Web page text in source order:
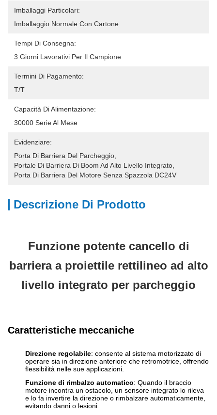
Imballaggi Particolari:
Imballaggio Normale Con Cartone
Tempi Di Consegna:
3 Giorni Lavorativi Per Il Campione
Termini Di Pagamento:
T/T
Capacità Di Alimentazione:
30000 Serie Al Mese
Evidenziare:
Porta Di Barriera Del Parcheggio
Portale Di Barriera Di Boom Ad Alto Livello Integrato
Porta Di Barriera Del Motore Senza Spazzola DC24V
Descrizione Di Prodotto
Funzione potente cancello di
barriera a proiettile rettilineo ad alto
livello integrato per parcheggio
Caratteristiche meccaniche
Direzione regolabile: consente al sistema motorizzato di
operare sia in direzione anteriore che retromotrice, offrendo
flessibilità nelle sue applicazioni.
Funzione di rimbalzo automatico: Quando il braccio
motore incontra un ostacolo, un sensore integrato lo rileva
e lo fa invertire la direzione o rimbalzare automaticamente,
evitando danni o lesioni.